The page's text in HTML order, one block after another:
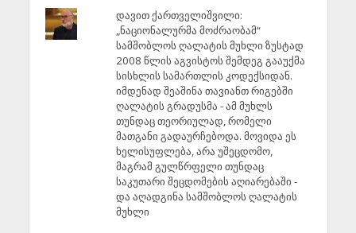
დავით ქართველიშვილი:
„ნაციონალურმა მოძრაობამ“
სამშობლოს ღალატის მუხლი ზუსტად
2008 წლის აგვისტოს შემდეგ გააუქმა
სისხლის სამართლის კოდექსიდან.
იმდენად შეაშინა თავიანთ რიგებში
ღალატის გრადუსმა - ამ მუხლს
თუნდაც თეორიულად, რომელი
მათგანი გადაურჩებოდა. მოვიდა ეს
ხელისუფლება, არა უშეცდომო,
მაგრამ გულწრფელი თუნდაც
საკუთარი შეცდომების აღიარებაში -
და აღადგინა სამშობლოს ღალატის
მუხლი